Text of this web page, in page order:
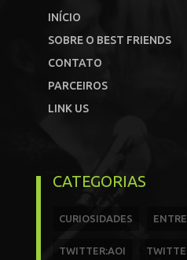
INÍCIO
SOBRE O BEST FRIENDS
CONTATO
PARCEIROS
LINK US
CATEGORIAS
CURIOSIDADES
TWITTER:AOI